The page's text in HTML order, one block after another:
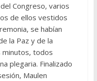
Congreso, varios
de ellos vestidos
se habían
la Paz y de la
minutos, todos
plegaria. Finalizado
Maulen